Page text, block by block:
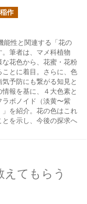
稲作
能性と関連する「花の
筆者は、マメ科植物
な花色から、花蜜・花粉
とに着目。さらに、色
予防にも繋がる知見と
報を基に、４大色素と
ラボノイド（淡黄〜紫
を紹介。花の色はこれ
を示し、今後の探求へ
てもらう